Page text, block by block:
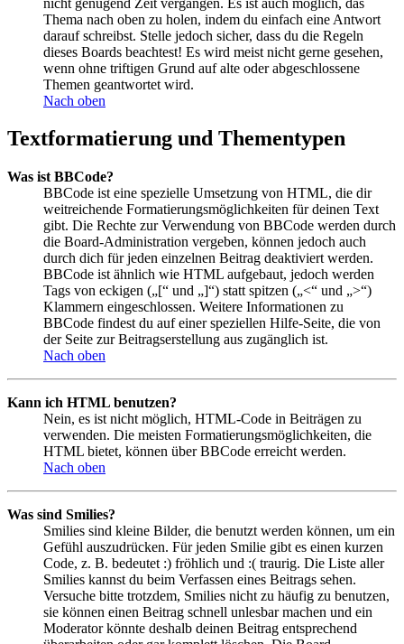
Thema nach oben zu holen, indem du einfach eine Antwort
darauf schreibst. Stelle jedoch sicher, dass du die Regeln
dieses Boards beachtest! Es wird meist nicht gerne gesehen,
wenn ohne triftigen Grund auf alte oder abgeschlossene
Themen geantwortet wird.
Nach oben
Textformatierung und Thementypen
Was ist BBCode?
BBCode ist eine spezielle Umsetzung von HTML, die dir
weitreichende Formatierungsmöglichkeiten für deinen Text
gibt. Die Rechte zur Verwendung von BBCode werden durch
die Board-Administration vergeben, können jedoch auch
durch dich für jeden einzelnen Beitrag deaktiviert werden.
BBCode ist ähnlich wie HTML aufgebaut, jedoch werden
Tags von eckigen („[“ und „]“) statt spitzen („<“ und „>“)
Klammern eingeschlossen. Weitere Informationen zu
BBCode findest du auf einer speziellen Hilfe-Seite, die von
der Seite zur Beitragserstellung aus zugänglich ist.
Nach oben
Kann ich HTML benutzen?
Nein, es ist nicht möglich, HTML-Code in Beiträgen zu
verwenden. Die meisten Formatierungsmöglichkeiten, die
HTML bietet, können über BBCode erreicht werden.
Nach oben
Was sind Smilies?
Smilies sind kleine Bilder, die benutzt werden können, um ein
Gefühl auszudrücken. Für jeden Smilie gibt es einen kurzen
Code, z. B. bedeutet :) fröhlich und :( traurig. Die Liste aller
Smilies kannst du beim Verfassen eines Beitrags sehen.
Versuche bitte trotzdem, Smilies nicht zu häufig zu benutzen,
sie können einen Beitrag schnell unlesbar machen und ein
Moderator könnte deshalb deinen Beitrag entsprechend